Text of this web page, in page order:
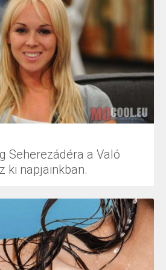
Seherezádéra a Való
ki napjainkban.